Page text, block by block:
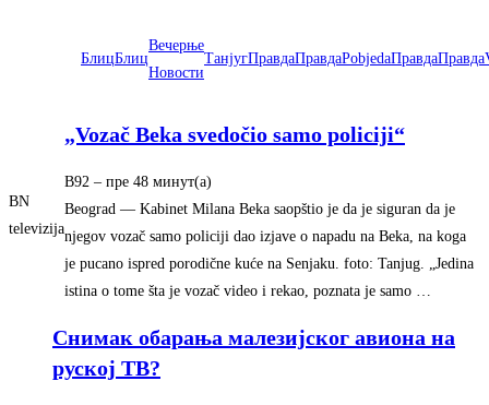
БлицБлиц
Вечерње
Новости
ТанјугПравдаПравдаPobjedaПравдаПравда
BN
televizija
„Vozač Beka svedočio samo policiji“
B92 – ‎пре 48 минут(а)‎
Beograd — Kabinet Milana Beka saopštio je da je siguran da je
njegov vozač samo policiji dao izjave o napadu na Beka, na koga
je pucano ispred porodične kuće na Senjaku. foto: Tanjug. „Jedina
istina o tome šta je vozač video i rekao, poznata je samo …
Снимак обарања малезиjског авиона на
рускоj TВ?